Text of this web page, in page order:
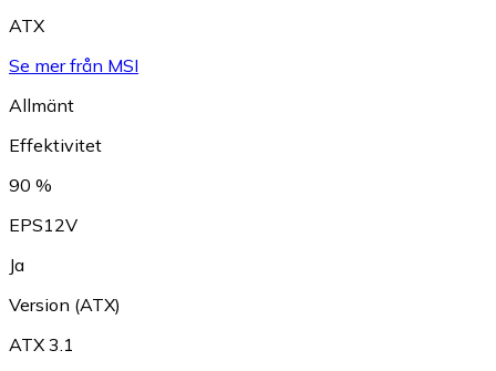
ATX
Se mer från MSI
Allmänt
Effektivitet
90 %
EPS12V
Ja
Version (ATX)
ATX 3.1